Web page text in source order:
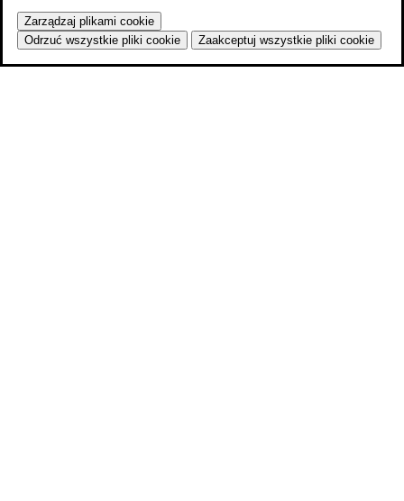
Zarządzaj plikami cookie
Odrzuć wszystkie pliki cookie
Zaakceptuj wszystkie pliki cookie